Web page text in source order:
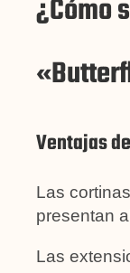
¿Cómo
Ventajas
Las
presentan
Las